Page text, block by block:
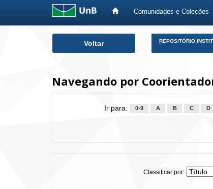
Comunidades e Coleções
Voltar REPOSITÓRIO
Navegando por
Ir para: 0-9 A B C D
Classificar por: